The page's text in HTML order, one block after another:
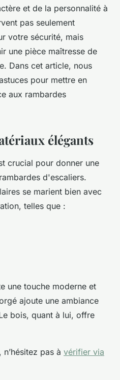
et de la personnalité à
pas seulement
votre sécurité, mais
une pièce maîtresse de
Dans cet article, nous
pour mettre en
aux rambardes
élégants
crucial pour donner une
d'escaliers.
se marient bien avec
telles que :
une touche moderne et
ajoute une ambiance
bois, quant à lui, offre
pas à vérifier via